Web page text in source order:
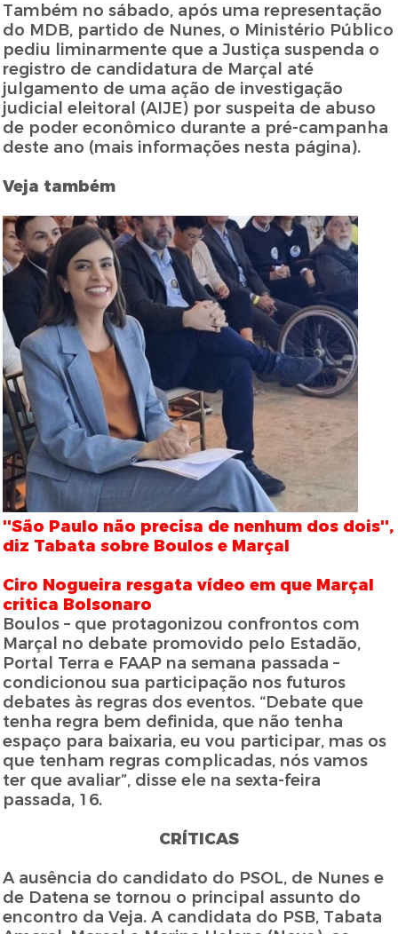
Também no sábado, após uma representação
do MDB, partido de Nunes, o Ministério Público
pediu liminarmente que a Justiça suspenda o
registro de candidatura de Marçal até
julgamento de uma ação de investigação
judicial eleitoral (AIJE) por suspeita de abuso
de poder econômico durante a pré-campanha
deste ano (mais informações nesta página).
Veja também
''São Paulo não precisa de nenhum dos dois'',
diz Tabata sobre Boulos e Marçal
Ciro Nogueira resgata vídeo em que Marçal
critica Bolsonaro
Boulos – que protagonizou confrontos com
Marçal no debate promovido pelo Estadão,
Portal Terra e FAAP na semana passada –
condicionou sua participação nos futuros
debates às regras dos eventos. “Debate que
tenha regra bem definida, que não tenha
espaço para baixaria, eu vou participar, mas os
que tenham regras complicadas, nós vamos
ter que avaliar”, disse ele na sexta-feira
passada, 16.
CRÍTICAS
A ausência do candidato do PSOL, de Nunes e
de Datena se tornou o principal assunto do
encontro da Veja. A candidata do PSB, Tabata